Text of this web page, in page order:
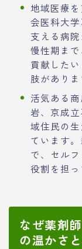
地域医療
会医科大
支える病
慢性期ま
貢献した
肢がありま
活気ある
岩、京成
域住民の
ています
で、セル
役割を担っ
なぜ薬剤
の温かさ